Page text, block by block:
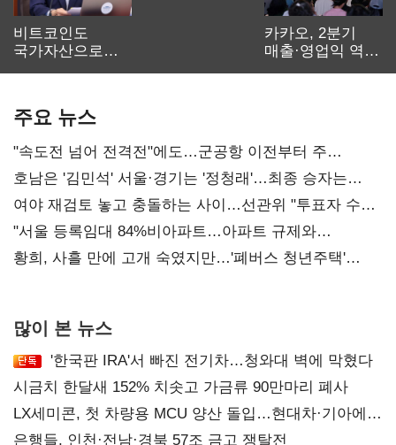
비트코인도
국가자산으로…'
카카오, 2분기
매출·영업익 역대
주요 뉴스
"속도전 넘어 전격전"에도…군공항 이전부터 주
52시간까지 '뇌관'
호남은 '김민석' 서울·경기는 '정청래'…최종 승자는
'안갯속'
여야 재검토 놓고 충돌하는 사이…선관위 "투표자 수
오차 당연"
"서울 등록임대 84%비아파트…아파트 규제와
달리해야"
황희, 사흘 만에 고개 숙였지만…'폐버스 청년주택'
많이 본 뉴스
'한국판 IRA'서 빠진 전기차…청와대 벽에 막혔다
시금치 한달새 152% 치솟고 가금류 90만마리 폐사
LX세미콘, 첫 차량용 MCU 양산 돌입…현대차·기아에
공급
은행들, 인천·전남·경북 57조 금고 쟁탈전